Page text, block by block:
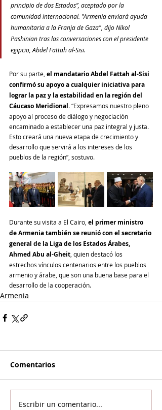
principio de dos Estados”, aceptado por la
comunidad internacional. "Armenia enviará ayuda
humanitaria a la Franja de Gaza", dijo Nikol
Pashinian tras las conversaciones con el presidente
egipcio, Abdel Fattah al-Sisi.
Por su parte, el mandatario Abdel Fattah al-Sisi
confirmó su apoyo a cualquier iniciativa para
lograr la paz y la estabilidad en la región del
Cáucaso Meridional. “Expresamos nuestro pleno
apoyo al proceso de diálogo y negociación
encaminado a establecer una paz integral y justa.
Esto creará una nueva etapa de crecimiento y
desarrollo que servirá a los intereses de los
pueblos de la región”, sostuvo.
Durante su visita a El Cairo, el primer ministro
de Armenia también se reunió con el secretario
general de la Liga de los Estados Árabes,
Ahmed Abu al-Gheit , quien destacó los
estrechos vínculos centenarios entre los pueblos
armenio y árabe, que son una buena base para el
desarrollo de la cooperación.
Armenia
Comentarios
Escribir un comentario...